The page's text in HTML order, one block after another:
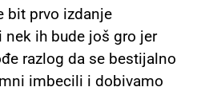
bit prvo izdanje
ih bude još gro jer
razlog da se bestijalno
imbecili i dobivamo